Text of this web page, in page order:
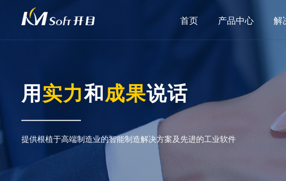
首页 产品中心
数
面向
面
面
面
解
业
数字
数字
数字
客
典型
航空
工程
用实力和成果说话
提供根植于高端制造业的智能制造解决方案及先进的工业软件